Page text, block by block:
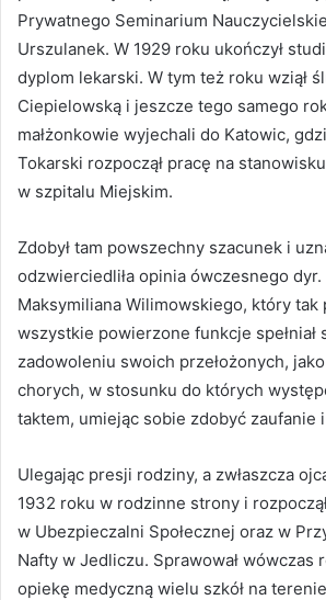
Prywatnego Seminarium
Urszulanek. W 1929 roku ukończył
dyplom lekarski. W tym też roku wziął
Ciepielowską i jeszcze tego samego
małżonkowie wyjechali do Katowic,
Tokarski rozpoczął pracę na
w szpitalu Miejskim.
Zdobył tam powszechny szacunek i
odzwierciedliła opinia ówczesnego
Maksymiliana Wilimowskiego, który tak
wszystkie powierzone funkcje spełniał
zadowoleniu swoich przełożonych,
chorych, w stosunku do których
taktem, umiejąc sobie zdobyć zaufanie
Ulegając presji rodziny, a zwłaszcza
1932 roku w rodzinne strony i
w Ubezpieczalni Społecznej oraz w
Nafty w Jedliczu. Sprawował wówczas
opiekę medyczną wielu szkół na